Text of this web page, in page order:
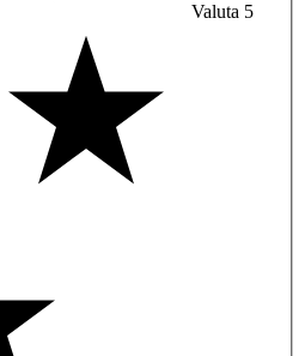
Valuta 5